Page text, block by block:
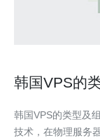
韩国VPS的
韩国VPS的类型及
技术，在物理服务